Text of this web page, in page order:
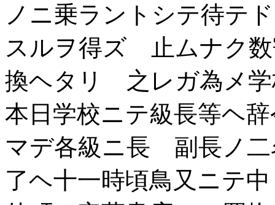
ノニ乗ラントシテ待テ
スルヲ得ズ 止ムナク数
換ヘタリ 之レガ為メ
本日学校ニテ級長等ヘ
マデ各級ニ長 副長ノ
了ヘ十一時頃鳥又ニテ